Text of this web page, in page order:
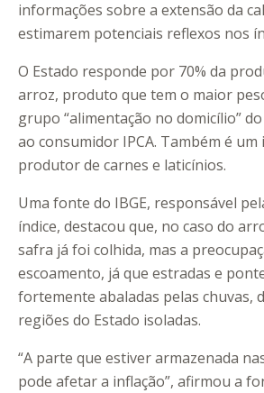
informações sobre a extensão da
estimarem potenciais reflexos nos
O Estado responde por 70% da
arroz, produto que tem o maior
grupo “alimentação no domicílio”
ao consumidor IPCA. Também é
produtor de carnes e laticínios.
Uma fonte do IBGE, responsável
índice, destacou que, no caso do
safra já foi colhida, mas a
escoamento, já que estradas e
fortemente abaladas pelas chuvas,
regiões do Estado isoladas.
“A parte que estiver armazenada
pode afetar a inflação”, afirmou a